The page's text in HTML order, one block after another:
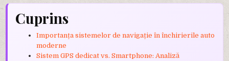
Cuprins
Importanța sistemelor de navigație în închirierile auto
moderne
Sistem GPS dedicat vs. Smartphone: Analiză